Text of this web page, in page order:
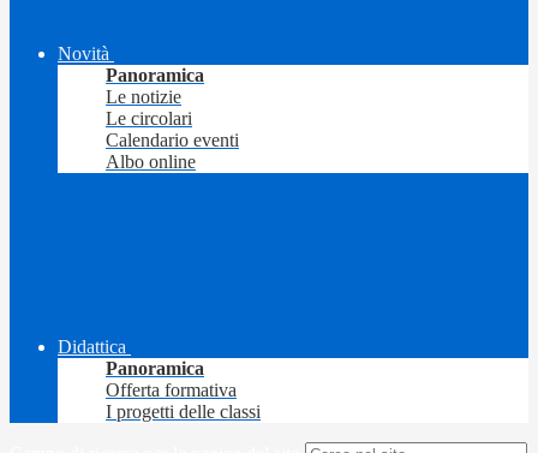
Novità
Panoramica
Le notizie
Le circolari
Calendario eventi
Albo online
Didattica
Panoramica
Offerta formativa
I progetti delle classi